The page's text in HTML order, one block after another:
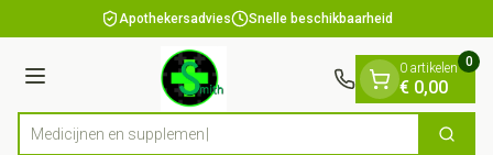
Ga naar de inhoudApothekersadvies Snelle beschikbaarheid
Menu
Product, merk, categorie...
Me Zoek
0 artikelen
€ 0,00
0